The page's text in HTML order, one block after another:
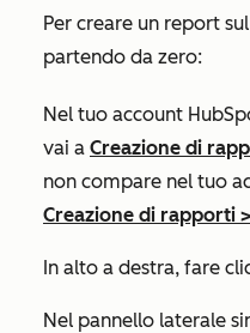
Per creare un report
partendo da zero:
Nel tuo account
vai a Creazione di
non compare nel tuo
Creazione di rapporti >
In alto a destra, fare
Nel pannello laterale